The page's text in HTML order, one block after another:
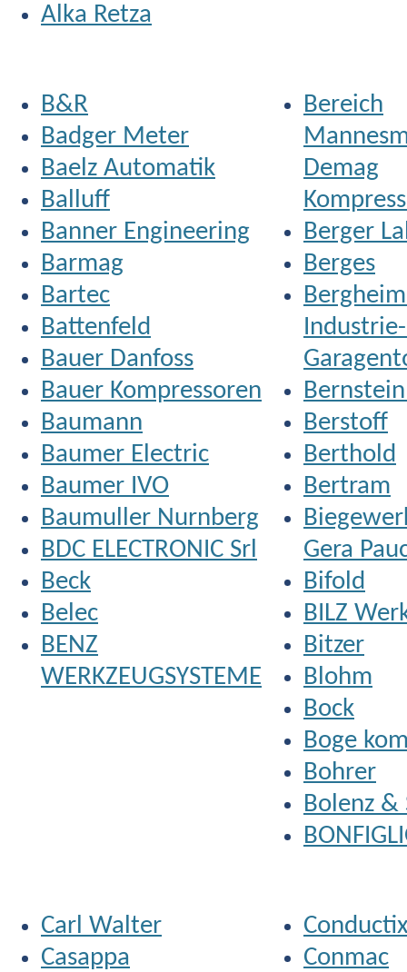
Alka Retza
B&R
Badger Meter
Baelz Automatik
Balluff
Banner Engineering
Barmag
Bartec
Battenfeld
Bauer Danfoss
Bauer Kompressoren
Baumann
Baumer Electric
Baumer IVO
Baumuller Nurnberg
BDC ELECTRONIC Srl
Beck
Belec
BENZ
WERKZEUGSYSTEME
Bereich
Demag
Berger
Berges
Berstoff
Berthold
Bertram
Gera
Bifold
BILZ
Bitzer
Blohm
Bock
Boge
Bohrer
Bolenz &
Carl Walter
Casappa
Conmac